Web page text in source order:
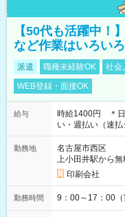
【50代も活躍中！
など作業はいろいろ
派遣 職種未経験OK 社会
WEB登録・面接OK
給与
時給1400円 ＊
い・週払い（速
勤務地
名古屋市西区
上小田井駅から
印刷会社
勤務時間 9：00～17：00